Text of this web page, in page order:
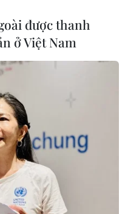
dục đại
Tổ
đồng
được thanh
ở Việt Nam